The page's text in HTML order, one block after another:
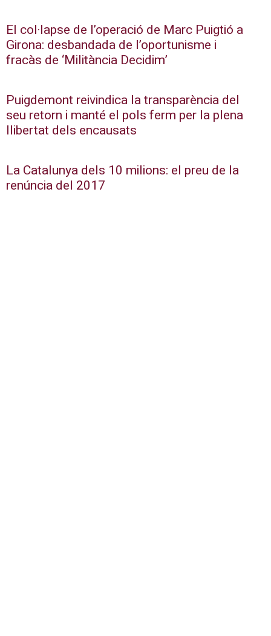
El col·lapse de l’operació de Marc Puigtió a
Girona: desbandada de l’oportunisme i
fracàs de ‘Militància Decidim’
Puigdemont reivindica la transparència del
seu retorn i manté el pols ferm per la plena
llibertat dels encausats
La Catalunya dels 10 milions: el preu de la
renúncia del 2017